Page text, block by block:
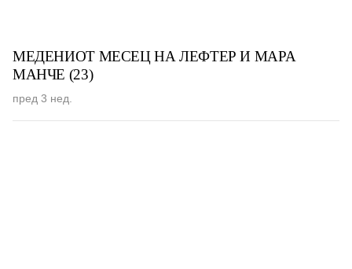
МЕДЕНИОТ МЕСЕЦ НА ЛЕФТЕР И МАРА
МАНЧЕ (23)
пред 3 нед.